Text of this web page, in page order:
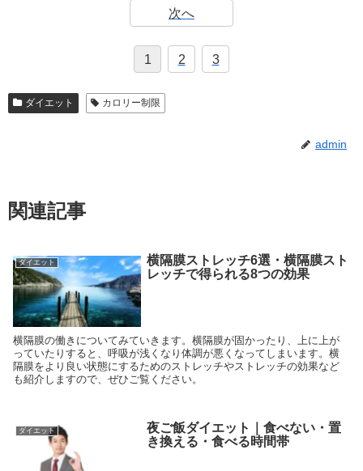
次へ
1 2 3
ダイエット カロリー制限
admin
関連記事
ダイエット
横隔膜ストレッチ6選・横隔膜スト
レッチで得られる8つの効果
横隔膜の働きについてみていきます。横隔膜が固かったり、上に上が
っていたりすると、呼吸が浅くなり体調が悪くなってしまいます。横
隔膜をより良い状態にするためのストレッチやストレッチの効果など
も紹介しますので、ぜひご覧ください。
ダイエット
夜ご飯ダイエット｜食べない・置
き換える・食べる時間帯